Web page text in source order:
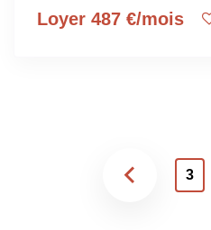
Loyer 487 €/mois
3